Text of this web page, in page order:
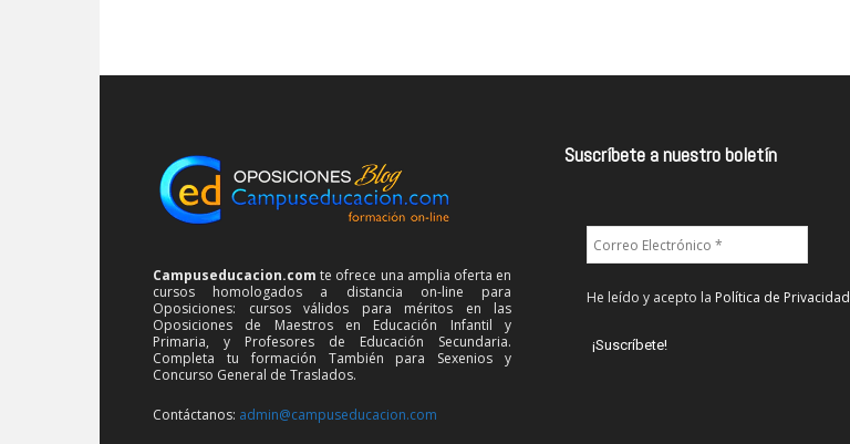
Campuseducacion.com te ofrece una amplia oferta en
cursos homologados a distancia on-line para
Oposiciones: cursos válidos para méritos en las
Oposiciones de Maestros en Educación Infantil y
Primaria, y Profesores de Educación Secundaria.
Completa tu formación También para Sexenios y
Concurso General de Traslados.
Contáctanos: admin@campuseducacion.com
Suscríbete a nuestro boletín
He leído y acepto la Política de Privacidad